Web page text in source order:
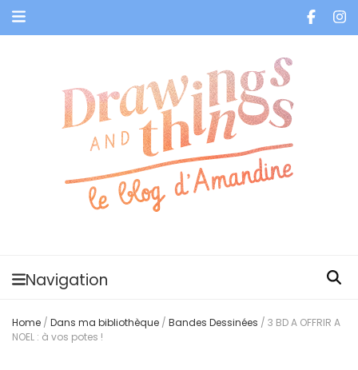
Navigation
Home / Dans ma bibliothèque / Bandes Dessinées / 3 BD A OFFRIR A
NOEL : à vos potes !